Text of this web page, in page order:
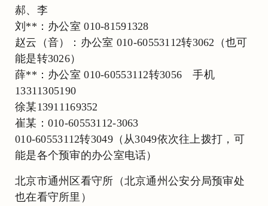
郝、李
刘**：办公室 010-81591328
赵云（音）：办公室 010-60553112转3062（也可
能是转3026）
薛**：办公室 010-60553112转3056 手机
13311305190
徐某13911169352
崔某：010-60553112-3063
010-60553112转3049（从3049依次往上拨打，可
能是各个预审的办公室电话）
北京市通州区看守所（北京通州公安分局预审处
也在看守所里）